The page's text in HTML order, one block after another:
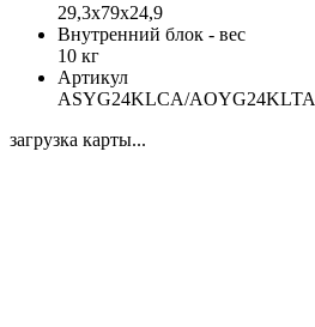
29,3х79х24,9
Внутренний блок - вес
10 кг
Артикул
ASYG24KLCA/AOYG24KLTA
загрузка карты...